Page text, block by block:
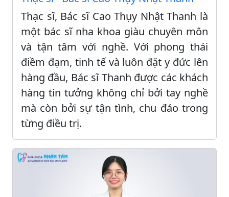
Thạc sĩ, Bác sĩ Cao Thụy Nhật Thanh là
một bác sĩ nha khoa giàu chuyên môn
và tận tâm với nghề. Với phong thái
điềm đạm, tinh tế và luôn đặt y đức lên
hàng đầu, Bác sĩ Thanh được các khách
hàng tin tưởng không chỉ bởi tay nghề
mà còn bởi sự tận tình, chu đáo trong
từng điều trị.